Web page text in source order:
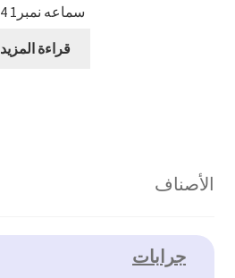
سماعه نمبر1 A14
قراءة المزيد
الأصناف
جرابات